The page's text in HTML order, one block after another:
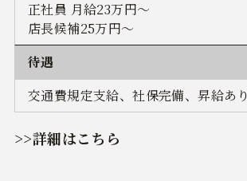
正社員 月給23万円～
店長候補25万円～
待遇
交通費規定支給、社保完備、昇給あり
>>詳細はこちら